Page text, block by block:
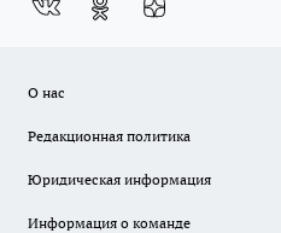
О нас
Редакционная политика
Юридическая информация
Информация о команде